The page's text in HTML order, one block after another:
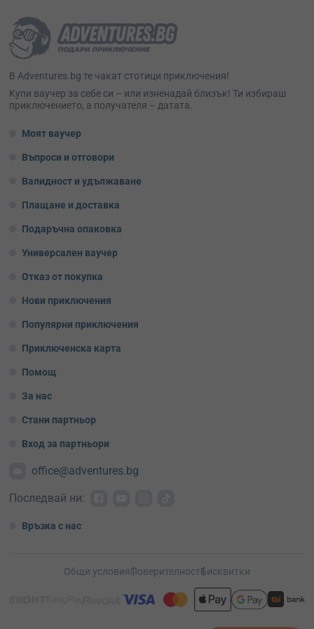
В Adventures.bg те чакат стотици приключения!
Kупи ваучер за себе си – или изненадай близък! Ти избираш
приключението, а получателя – датата.
Моят ваучер
Въпроси и отговори
Валидност и удължаване
Плащане и доставка
Подаръчна опаковка
Универсален ваучер
Отказ от покупка
Нови приключения
Популярни приключения
Приключенска карта
Помощ
За нас
Стани партньор
Вход за партньори
office@adventures.bg
Последвай ни:
Връзка с нас
Общи условияПоверителностБисквитки